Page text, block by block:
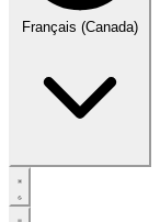
Français (Canada)